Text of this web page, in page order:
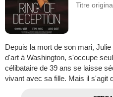
Titre
Depuis la mort de son mari,
d'art à Washington, s'occupe
célibataire de 39 ans se laisse
vivant avec sa fille. Mais il s'agit